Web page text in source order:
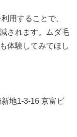
用することで、
されます。ムダ毛
体験してみてほし
地1-3-16 京富ビ